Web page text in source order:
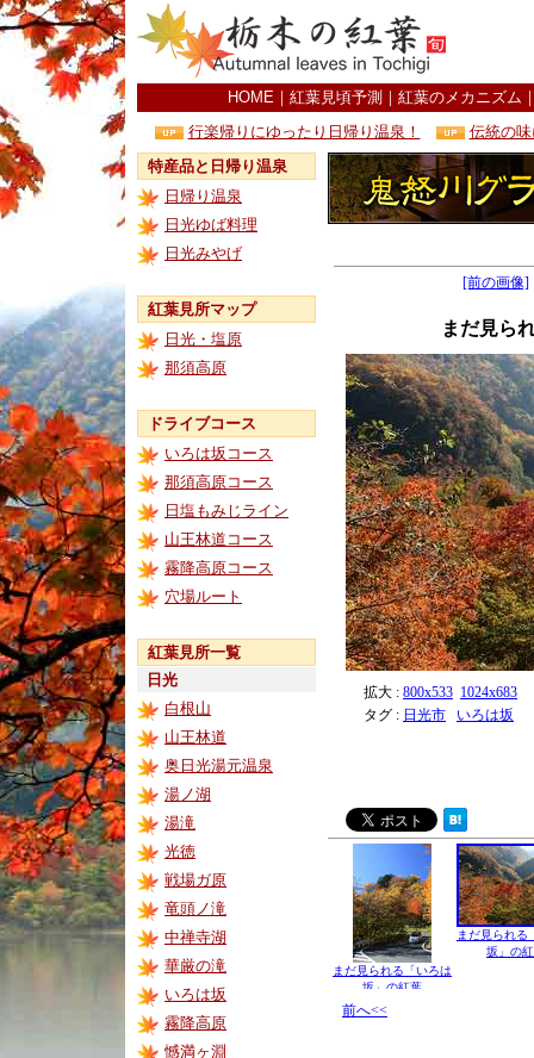
HOME ｜ 紅葉見頃予測 ｜ 紅葉のメカニズム
行楽帰りにゆったり日帰り温泉！
伝統の
特産品と日帰り温泉
日帰り温泉
日光ゆば料理
日光みやげ
紅葉見所マップ
日光・塩原
那須高原
ドライブコース
いろは坂コース
那須高原コース
日塩もみじライン
山王林道コース
霧降高原コース
穴場ルート
紅葉見所一覧
日光
白根山
山王林道
奥日光湯元温泉
湯ノ湖
湯滝
光徳
戦場ガ原
竜頭ノ滝
中禅寺湖
華厳の滝
いろは坂
霧降高原
憾満ヶ淵
[前の画像]
まだ見ら
拡大 : 800x533 1024x683
タグ : 日光市 いろは坂
まだ見られる「いろは
坂」の紅葉
まだ見られる
坂」の
前へ<<